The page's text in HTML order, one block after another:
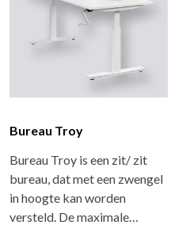
Bureau Troy
Bureau Troy is een zit/ zit
bureau, dat met een zwengel
in hoogte kan worden
versteld. De maximale…